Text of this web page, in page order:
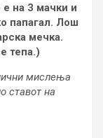
е на 3 мачки и
папагал. Лош
мечка.
тепа.)
мислења
ставот на